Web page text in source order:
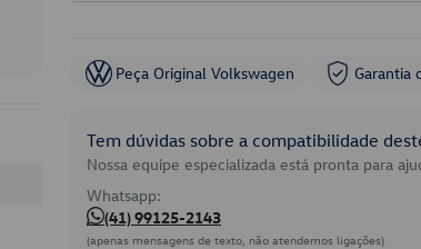
Peça Original Volkswagen Garantia
Tem dúvidas sobre a compatibilidade
Nossa equipe especializada está pronta para
Whatsapp:
(41) 99125-2143
(apenas mensagens de texto, não atendemos ligações)